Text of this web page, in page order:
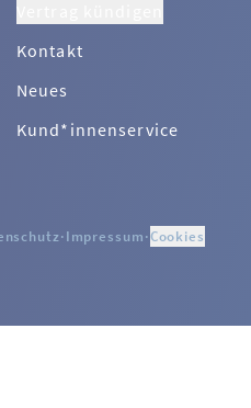
Kontakt
Neues
Kund*innenservice
·Impressum·Cookies